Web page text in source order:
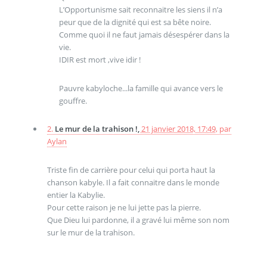
L’Opportunisme sait reconnaitre les siens il n’a
peur que de la dignité qui est sa bête noire.
Comme quoi il ne faut jamais désespérer dans la
vie.
IDIR est mort ,vive idir !
Pauvre kabyloche...la famille qui avance vers le
gouffre.
2. Le mur de la trahison !,21 janvier 2018, 17:49, par
Aylan
Triste fin de carrière pour celui qui porta haut la
chanson kabyle. Il a fait connaitre dans le monde
entier la Kabylie.
Pour cette raison je ne lui jette pas la pierre.
Que Dieu lui pardonne, il a gravé lui même son nom
sur le mur de la trahison.